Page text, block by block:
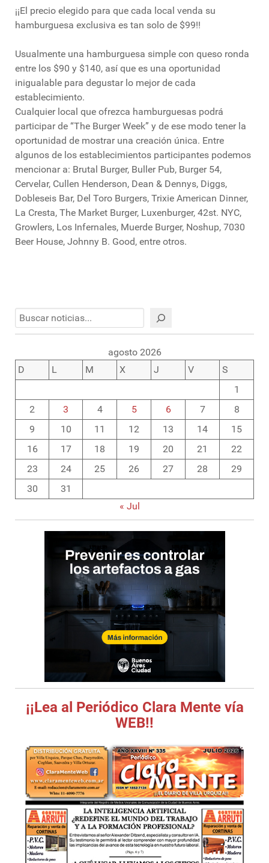
¡¡El precio elegido para que cada local venda su
hamburguesa exclusiva es tan solo de $99!!
Usualmente una hamburguesa simple con queso ronda
entre los $90 y $140, así que es una oportunidad
inigualable para degustar lo mejor de cada
establecimiento.
Cualquier local que ofrezca hamburguesas podrá
participar de “The Burger Week” y de ese modo tener la
oportunidad de mostrar una creación única. Entre
algunos de los establecimientos participantes podemos
mencionar a: Brutal Burger, Buller Pub, Burger 54,
Cervelar, Cullen Henderson, Dean & Dennys, Diggs,
Dobleseis Bar, Del Toro Burgers, Trixie American Dinner,
La Cresta, The Market Burger, Luxenburger, 42st. NYC,
Growlers, Los Infernales, Muerde Burger, Noshup, 7030
Beer House, Johnny B. Good, entre otros.
Buscar
agosto 2026
D
L M X J V
S
1
2
3 4 5 6 7
8
9
10 11 12 13 14
15
16
17 18 19 20 21
22
23
24 25 26 27 28
29
30
31
« Jul
¡¡Lea al Periódico Clara Mente vía
WEB!!